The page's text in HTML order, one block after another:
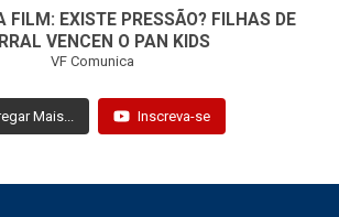
FILM: EXISTE PRESSÃO? FILHAS DE
VENCEN O PAN KIDS
VF Comunica
Mais... Inscreva-se